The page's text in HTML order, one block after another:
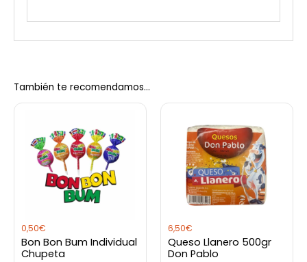
También te recomendamos…
0,50€
Bon Bon Bum Individual
Chupeta
6,50€
Queso Llanero 500gr
Don Pablo